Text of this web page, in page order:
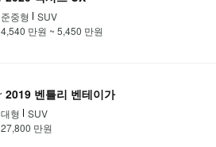
준중형
SUV
4,540 만원 ~ 5,450 만원
2019 벤틀리 벤테이가
대형
SUV
27,800 만원